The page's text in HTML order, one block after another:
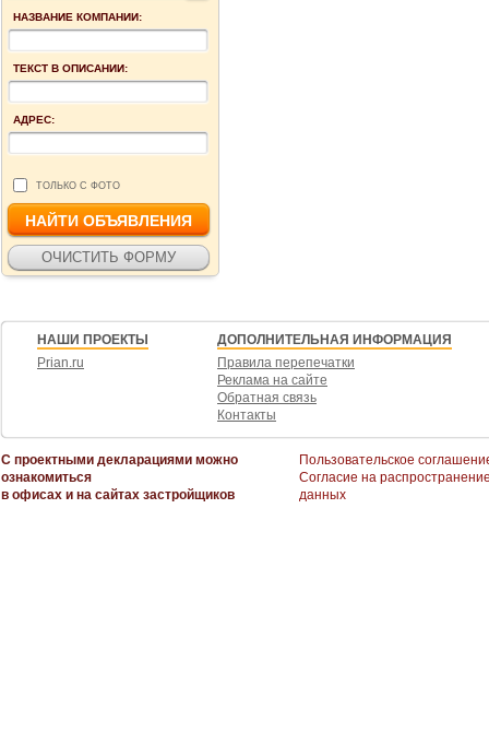
НАЗВАНИЕ КОМПАНИИ:
ТЕКСТ В ОПИСАНИИ:
АДРЕС:
ТОЛЬКО С ФОТО
НАШИ ПРОЕКТЫ
Prian.ru
ДОПОЛНИТЕЛЬНАЯ ИНФОРМАЦИЯ
Правила перепечатки
Реклама на сайте
Обратная связь
Контакты
С проектными декларациями можно
ознакомиться
в офисах и на сайтах застройщиков
Пользовательское
Согласие на
данных